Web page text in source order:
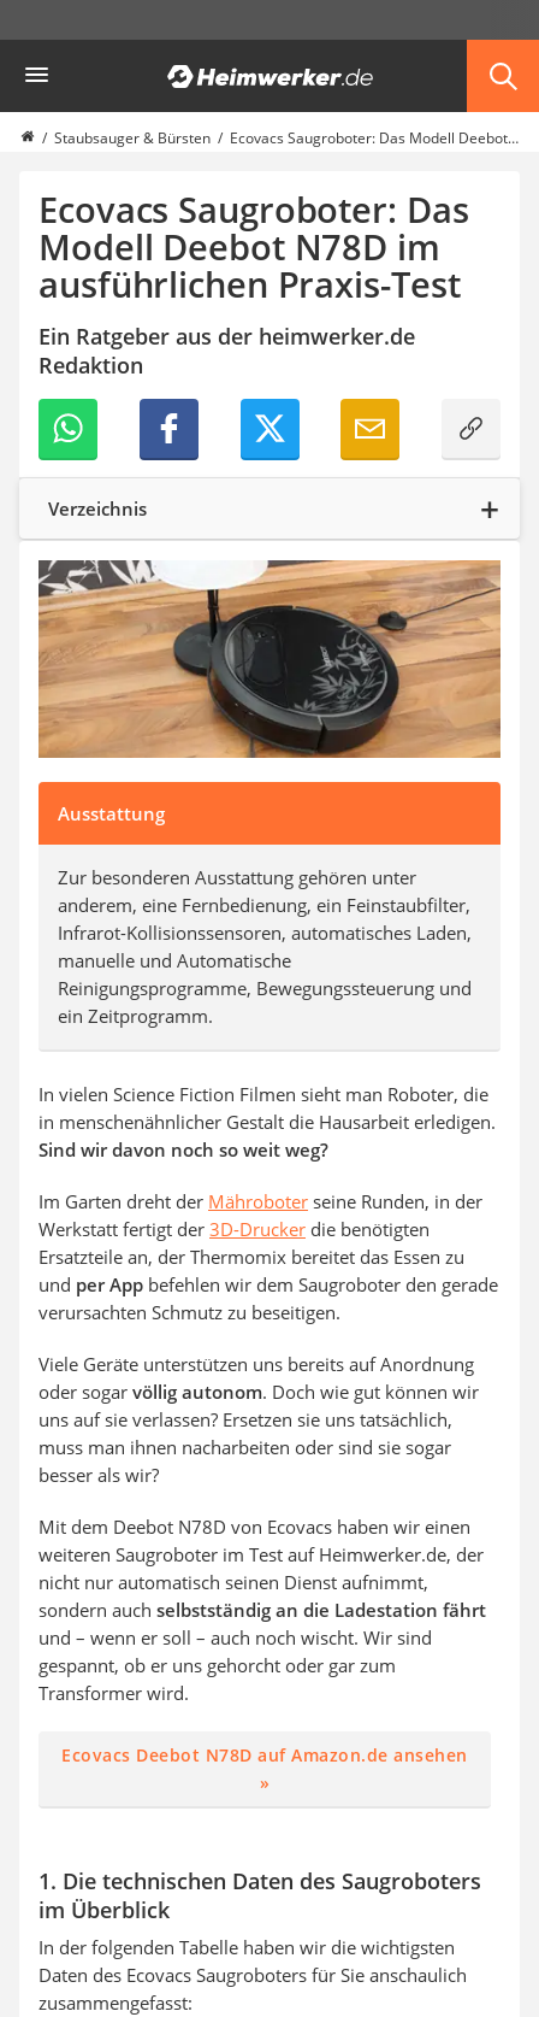
Haushalt & Freizeit
Diascanner
Walkie-Talkie Kinder
Gusseisen Bräter
Induktionskochfeld
Tischgeschirrspüler
Elektronische Dartscheibe
Wildkamera
Wischmopp
Trinkflasche
Thermokanne
Elektrische Pfeffermühle
Waschsauger
Geflügelschere
Ferngesteuertes Auto
Subwoofer
Beheizbare Handschuhe
Staubsauger & Bürsten Ecovacs Saugroboter: Das Modell Deebot N78D im ausführlichen Praxis-Test
Ecovacs Saugroboter: Das
Modell Deebot N78D im
ausführlichen Praxis-Test
Ein Ratgeber aus der heimwerker.de
Redaktion
Verzeichnis
Ausstattung
Zur besonderen Ausstattung gehören unter
anderem, eine Fernbedienung, ein Feinstaubfilter,
Infrarot-Kollisionssensoren, automatisches Laden,
manuelle und Automatische
Reinigungsprogramme, Bewegungssteuerung und
ein Zeitprogramm.
In vielen Science Fiction Filmen sieht man Roboter, die
in menschenähnlicher Gestalt die Hausarbeit erledigen.
Sind wir davon noch so weit weg?
Im Garten dreht der Mähroboter seine Runden, in der
Werkstatt fertigt der 3D-Drucker die benötigten
Ersatzteile an, der Thermomix bereitet das Essen zu
und per App befehlen wir dem Saugroboter den gerade
verursachten Schmutz zu beseitigen.
Viele Geräte unterstützen uns bereits auf Anordnung
oder sogar völlig autonom. Doch wie gut können wir
uns auf sie verlassen? Ersetzen sie uns tatsächlich,
muss man ihnen nacharbeiten oder sind sie sogar
besser als wir?
Mit dem Deebot N78D von Ecovacs haben wir einen
weiteren Saugroboter im Test auf Heimwerker.de, der
nicht nur automatisch seinen Dienst aufnimmt,
sondern auch selbstständig an die Ladestation fährt
und – wenn er soll – auch noch wischt. Wir sind
gespannt, ob er uns gehorcht oder gar zum
Transformer wird.
Ecovacs Deebot N78D auf Amazon.de ansehen
»
1. Die technischen Daten des Saugroboters
im Überblick
In der folgenden Tabelle haben wir die wichtigsten
Daten des Ecovacs Saugroboters für Sie anschaulich
zusammengefasst: